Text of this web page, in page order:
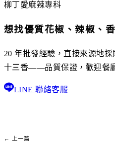
柳丁愛麻辣專科
想找優質花椒、辣椒、
20 年批發經驗，直接來源地
十三香——品質保證，歡迎餐
LINE 聯絡客服
← 上一篇